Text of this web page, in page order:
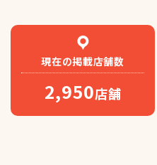
現在の掲載店舗数
2,950店舗